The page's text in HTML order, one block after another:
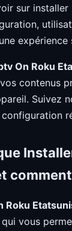
sur
On Roku
contenus
Suivez
Roku
vous